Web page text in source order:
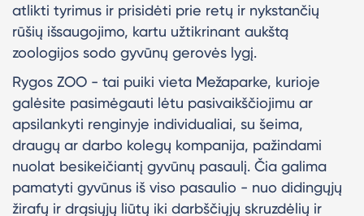
atlikti tyrimus ir prisidėti prie retų ir nykstančių
rūšių išsaugojimo, kartu užtikrinant aukštą
zoologijos sodo gyvūnų gerovės lygį.
Rygos ZOO - tai puiki vieta Mežaparke, kurioje
galėsite pasimėgauti lėtu pasivaikščiojimu ar
apsilankyti renginyje individualiai, su šeima,
draugų ar darbo kolegų kompanija, pažindami
nuolat besikeičiantį gyvūnų pasaulį. Čia galima
pamatyti gyvūnus iš viso pasaulio - nuo didingųjų
žirafų ir drąsiųjų liūtų iki darbščiųjų skruzdėlių ir